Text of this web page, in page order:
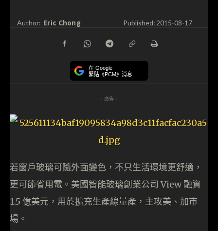
Author: Eric Chong Published:2015-08-17
在 Google
緊貼《PCM》消息
- 廣告 -
若窗戶玻璃可隨外面變色，不只生活環境更舒適，
更可節省用電。美國智能玻璃創業公司 View 融資
1.5 億美元，用於擴充生產線量產，主攻美、加市
場。